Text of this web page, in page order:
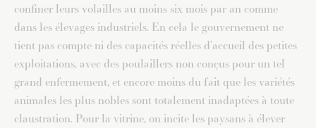
confiner leurs volailles au moins six mois par an comme
dans les élevages industriels. En cela le gouvernement ne
tient pas compte ni des capacités réelles d’accueil des petites
exploitations, avec des poulaillers non conçus pour un tel
grand enfermement, et encore moins du fait que les variétés
animales les plus nobles sont totalement inadaptées à toute
claustration. Pour la vitrine, on incite les paysans à élever